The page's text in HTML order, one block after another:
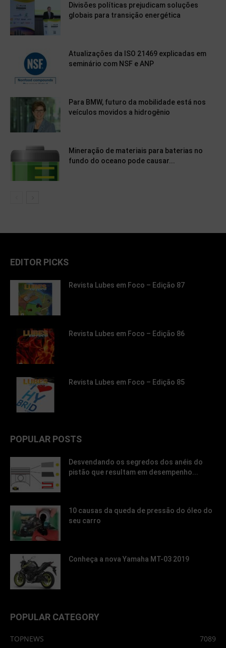
Divisões políticas prejudicam soluções
globais para transição energética
Atualizações da ISO 21469 explicadas em
seminário com NSF e ANP
Para BMW, futuro da mobilidade está nos
veículos movidos a hidrogênio
Mineração de materiais para baterias no
fundo do oceano pode causar...
EDITOR PICKS
Revista Lubes em Foco – Edição 87
Revista Lubes em Foco – Edição 86
Revista Lubes em Foco – Edição 85
POPULAR POSTS
Desvendando os segredos dos anéis do
pistão que resultam em desempenho...
10 causas da queda de pressão do óleo do
seu carro
Conheça a nova Yamaha MT-03 2019
POPULAR CATEGORY
TOPNEWS
7089